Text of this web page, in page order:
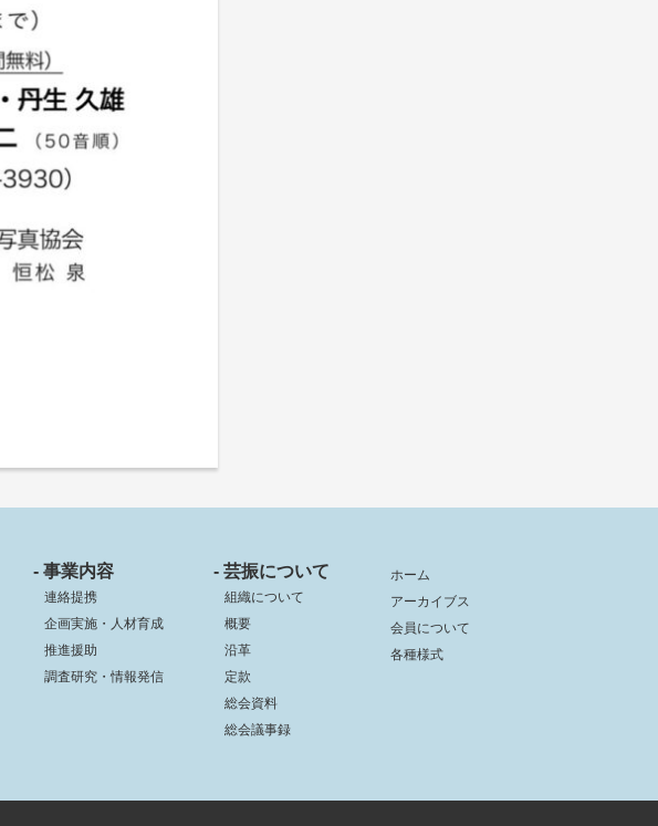
- 事業内容
連絡提携
企画実施・人材育成
推進援助
調査研究・情報発信
- 芸振について
組織について
概要
沿革
定款
総会資料
総会議事録
ホーム
アーカイブス
会員について
各種様式